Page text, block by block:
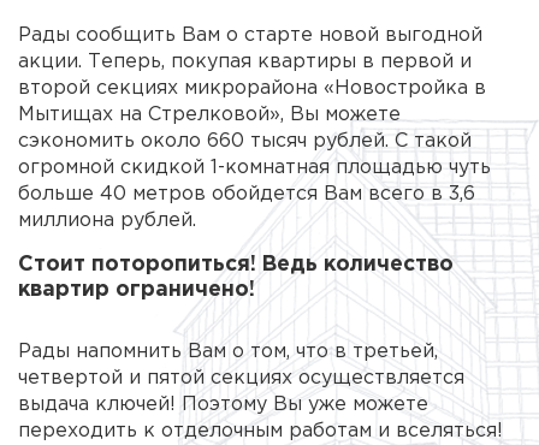
Рады сообщить Вам о старте новой выгодной
акции. Теперь, покупая квартиры в первой и
второй секциях микрорайона «Новостройка в
Мытищах на Стрелковой», Вы можете
сэкономить около 660 тысяч рублей. С такой
огромной скидкой 1-комнатная площадью чуть
больше 40 метров обойдется Вам всего в 3,6
миллиона рублей.
Стоит поторопиться! Ведь количество
квартир ограничено!
Рады напомнить Вам о том, что в третьей,
четвертой и пятой секциях осуществляется
выдача ключей! Поэтому Вы уже можете
переходить к отделочным работам и вселяться!